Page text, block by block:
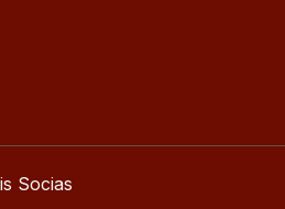
Socias